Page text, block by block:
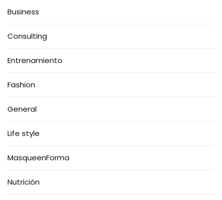
Business
Consulting
Entrenamiento
Fashion
General
Life style
MasqueenForma
Nutrición